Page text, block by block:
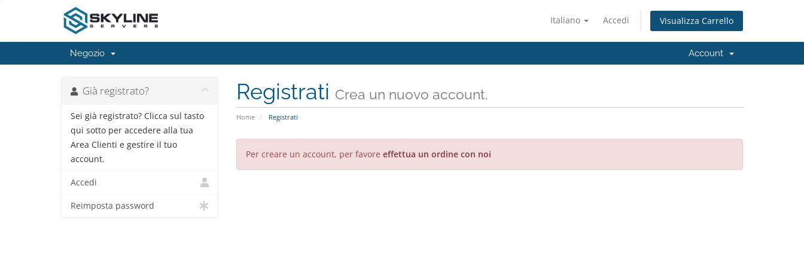
Italiano Accedi Visualizza Carrello
Negozio Account
Registrati Crea un nuovo account.
Home Registrati
Già registrato?
Sei già registrato? Clicca sul tasto
qui sotto per accedere alla tua
Area Clienti e gestire il tuo
account.
Accedi
Reimposta password
Per creare un account, per favore effettua un ordine con noi